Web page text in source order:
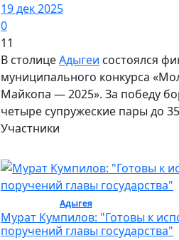
19 дек 2025
0
11
В столицеАдыгеи состоялся
муниципального конкурса
Майкопа — 2025». За победу
четыре супружеские пары до
Участники
Адыгея/ Общество
Мурат Кумпилов: "Готовы к
поручений главы государства"